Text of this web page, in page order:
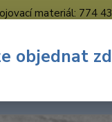
materiál: 774
objednat